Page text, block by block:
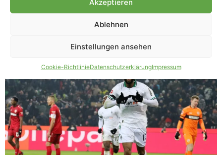
Akzeptieren
Ablehnen
Einstellungen ansehen
Cookie-RichtlinieDatenschutzerklärungImpressum
Sieg mit Effektivität
erarbeitet